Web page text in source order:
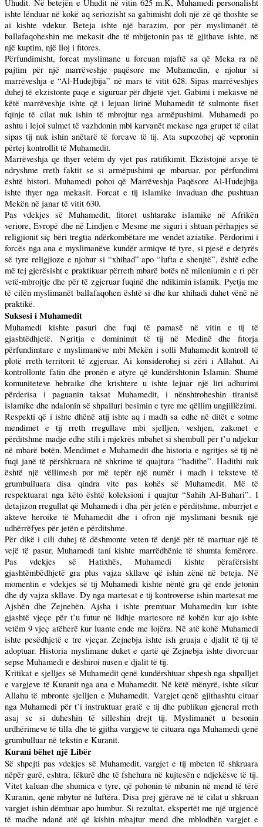
Uhudit. Në betejën e Uhudit në vitin 625 m.K, Muhamedi personalisht
ishte lënduar në kokë aq seriozisht sa gabimisht doli një zë që thoshte se
ai kishte vdekur. Beteja ishte një barazim, por për myslimanët të
ballafaqoheshin me mekasit dhe të mbijetonin pas të gjithave ishte, në
një kuptim, një lloj i fitores.
Përfundimisht, forcat myslimane u forcuan mjaftë sa që Meka ra në
pajtim për një marrëveshje paqësore me Muhamedin, e njohur si
marrëveshja e “Al-Hudejbija” në mars të vitit 628. Sipas marrëveshjes
duhej të ekzistonte paqe e siguruar për dhjetë vjet. Gabimi i mekasve në
këtë marrëveshje ishte që i lejuan lirinë Muhamedit të sulmonte fiset
fqinje të cilat nuk ishin të mbrojtur nga armëpushimi. Muhamedi po
ashtu i lejoi sulmet të vazhdonin mbi karvanët mekase nga grupet të cilat
sipas tij nuk ishin anëtarë të forcave të tij. Ata supozohej që vepronin
përtej kontrollit të Muhamedit.
Marrëveshja qe thyer vetëm dy vjet pas ratifikimit. Ekzistojnë arsye të
ndryshme rreth faktit se si armëpushimi qe mbaruar, por përfundimi
është histori. Muhamedi pohoi që Marrëveshja Paqësore Al-Hudejbija
ishte thyer nga mekasit. Forcat e tij islamike invaduan dhe pushtuan
Mekën në janar të vitit 630.
Pas vdekjes së Muhamedit, fitoret ushtarake islamike në Afrikën
veriore, Evropë dhe në Lindjen e Mesme me siguri i shtuan përhapjes së
religjionit siç bëri tregtia ndërkombëtare me vendet aziatike. Përdorimi i
forcës nga ana e myslimanëve kundër armiqve të tyre, si pjesë e detyrës
së tyre religjioze e njohur si “xhihad” apo “lufta e shenjtë”, është edhe
më tej gjerësisht e praktikuar përreth mbarë botës në mileniumin e ri për
vetë-mbrojtje dhe për të zgjeruar fuqinë dhe ndikimin islamik. Pyetja me
të cilën myslimanët ballafaqohen është si dhe kur xhihadi duhet vënë në
praktikë.
Suksesi i Muhamedit
Muhamedi kishte pasuri dhe fuqi të pamasë në vitin e tij të
gjashtëdhjetë. Ngritja e dominimit të tij në Medinë dhe fitorja
përfundimtare e myslimanëve mbi Mekën i solli Muhamedit kontroll të
plotë rreth territorit të zgjeruar. Ai konsiderohej si zëri i Allahut. Ai
kontrollonte fatin dhe pronën e atyre që kundërshtonin Islamin. Shumë
komuniteteve hebraike dhe krishtere u ishte lejuar një liri adhurimi
përderisa i paguanin taksat Muhamedit, i nënshtroheshin tiranisë
islamike dhe ndalonin së shpalluri besimin e tyre me qëllim ungjillëzimi.
Respekti që i ishte dhënë atij ishte aq i madh sa edhe në ditët e sotme
mendimet e tij rreth rregullave mbi sjelljen, veshjen, zakonet e
përditshme madje edhe stili i mjekrës mbahet si shembull për t’u ndjekur
në mbarë botën. Mendimet e Muhamedit dhe historia e ngritjes së tij në
fuqi janë të përshkruara në shkrime të quajtura “hadithe”. Hadithi nuk
është një vëllimesh por më tepër një numër i madh i teksteve të
grumbulluara disa qindra vite pas kohës së Muhamedit. Më të
respektuarat nga këto është koleksioni i quajtur “Sahih Al-Buhari”. I
detajizon rregullat që Muhamedi i dha për jetën e përditshme, mburrjet e
akteve heroike të Muhamedit dhe i ofron një myslimani besnik një
udhërrëfyes për jetën e përditshme.
Për dikë i cili duhej të dëshmonte veten të denjë për të martuar një të
vejë të pasur, Muhamedi tani kishte marrëdhënie të shumta femërore.
Pas vdekjes së Hatixhës, Muhamedi kishte përafërsisht
gjashtëmbëdhjetë gra plus vajza skllave që ishin zënë në beteja. Në
momentin e vdekjes së tij Muhamedi kishte nëntë gra që ende jetonin
dhe dy vajza skllave. Dy nga martesat e tij kontroverse ishin martesat me
Ajshën dhe Zejnebën. Ajsha i ishte premtuar Muhamedin kur ishte
gjashtë vjeçe për t’u futur në lidhje martesore në kohën kur ajo ishte
vetëm 9 vjeç atëherë kur luante ende me lojëra. Në atë kohë Muhamedi
ishte pesëdhjetë e tre vjeçar. Zejnebja ishte ish gruaja e djalit të tij të
adoptuar. Historia myslimane duket e qartë që Zejnebja ishte divorcuar
sepse Muhamedi e dëshiroi nusen e djalit të tij.
Kritikat e sjelljes së Muhamedit qenë kundërshtuar shpesh nga shpalljet
e vargjeve të Kuranit nga ana e Muhamedit. Në këtë mënyrë, ishte sikur
Allahu të mbronte sjelljen e Muhamedit. Vargjet qenë gjithashtu cituar
nga Muhamedi për t’i instruktuar gratë e tij dhe publikun gjeneral rreth
asaj se si duheshin të silleshin drejt tij. Myslimanët u besonin
urdhërimeve të tilla dhe të gjitha vargjeve të cituara nga Muhamedi qenë
grumbulluar në tekstin e Kuranit.
Kurani bëhet një Libër
Së shpejti pas vdekjes së Muhamedit, vargjet e tij mbeten të shkruara
nëpër gurë, eshtra, lëkurë dhe të fshehura në kujtesën e ndjekësve të tij.
Vitet kaluan dhe shumica e tyre, që pohonin të mbanin në mend të tërë
Kuranin, qenë mbytur në luftëra. Disa prej gjërave në të cilat u shkruan
vargjet ishin dëmtuar apo humbur. Si rezultat, ekspertët me një urgjencë
të madhe ndanë atë që kishin mbajtur mend dhe mblodhën vargjet e